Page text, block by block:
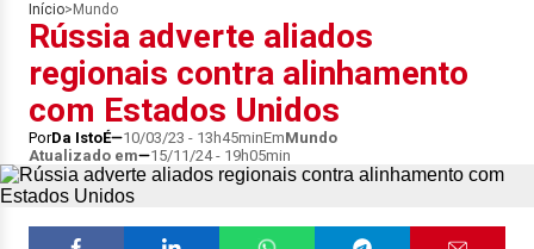
Início> Mundo
Rússia adverte aliados
regionais contra alinhamento
com Estados Unidos
PorDa IstoÉ 10/03/23 - 13h45minEmMundo
Atualizado em
15/11/24 - 19h05min